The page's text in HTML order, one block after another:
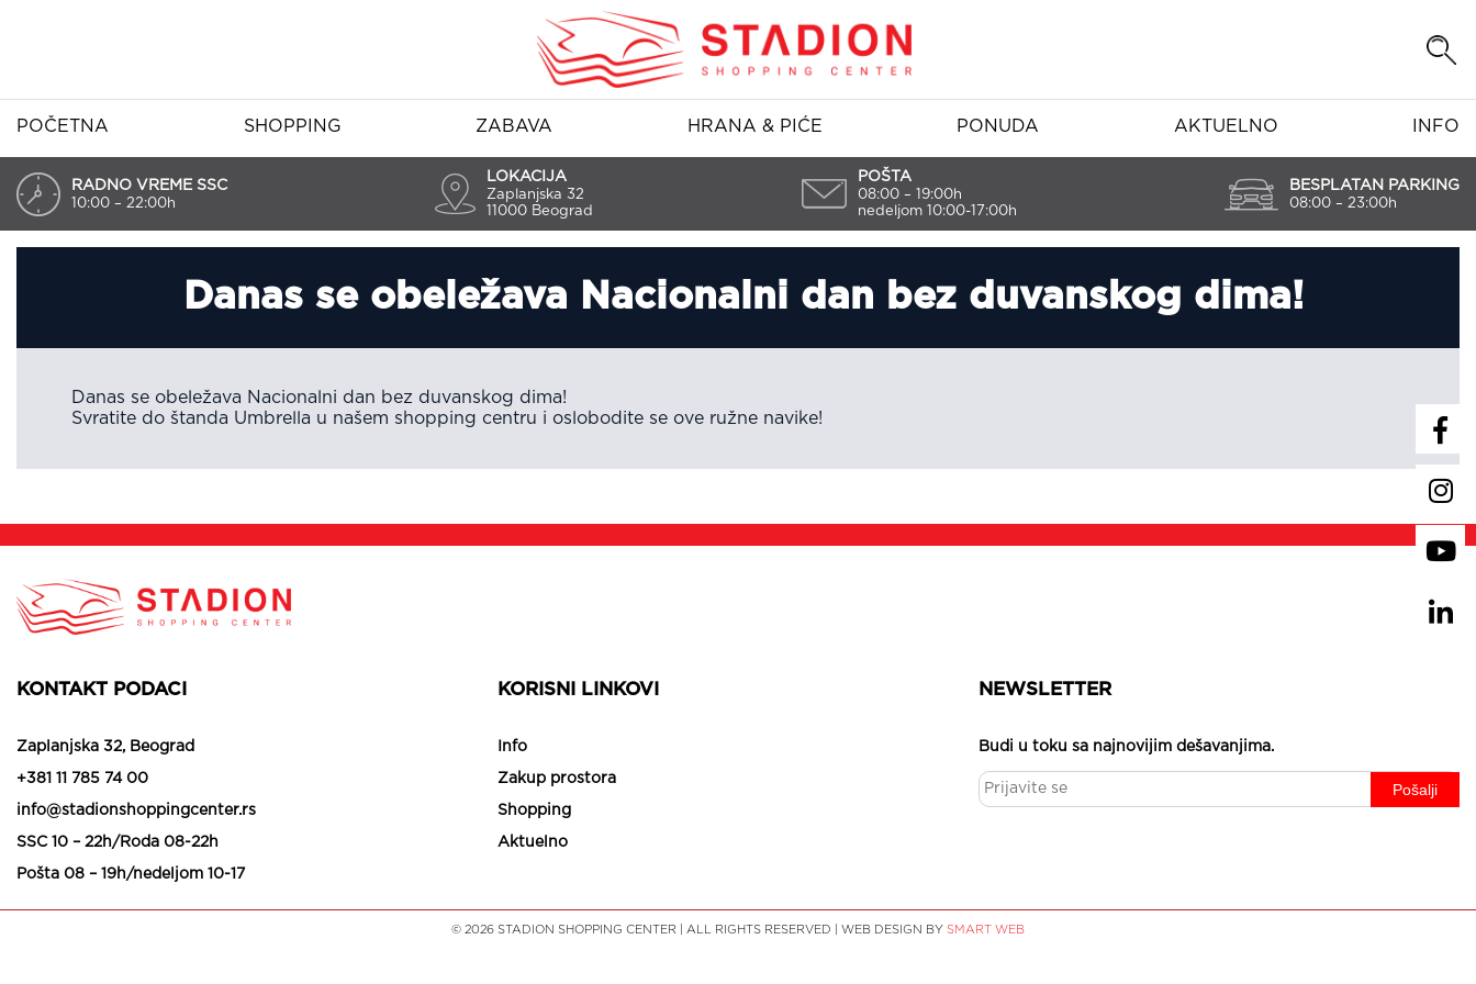
POČETNA SHOPPING ZABAVA HRANA & PIĆE PONUDA AKTUELNO INFO
RADNO VREME SSC
10:00 – 22:00h
LOKACIJA
Zaplanjska 32
11000 Beograd
POŠTA
08:00 – 19:00h
nedeljom 10:00-17:00h
BESPLATAN PARKING
08:00 – 23:00h
Danas se obeležava Nacionalni dan bez duvanskog dima!
Danas se obeležava Nacionalni dan bez duvanskog dima!
Svratite do štanda Umbrella u našem shopping centru i oslobodite se ove ružne navike!
KONTAKT PODACI
Zaplanjska 32, Beograd
+381 11 785 74 00
info@stadionshoppingcenter.rs
SSC 10 – 22h/Roda 08-22h
Pošta 08 – 19h/nedeljom 10-17
KORISNI LINKOVI
Info
Zakup prostora
Shopping
Aktuelno
NEWSLETTER
Budi u toku sa najnovijim dešavanjima.
© 2026 STADION SHOPPING CENTER | ALL RIGHTS RESERVED | WEB DESIGN BY SMART WEB